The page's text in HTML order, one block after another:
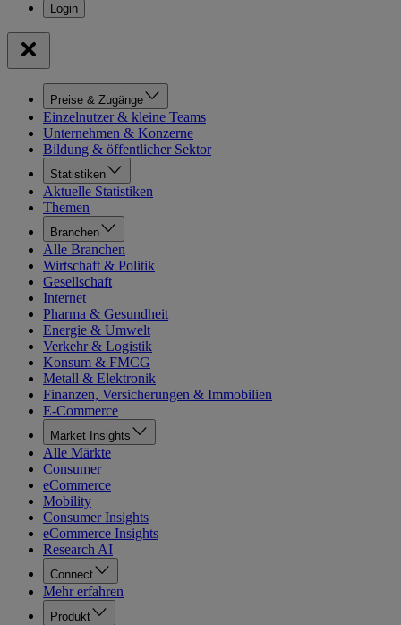
Preise & Zugänge
Einzelnutzer & kleine Teams
Unternehmen & Konzerne
Bildung & öffentlicher Sektor
Statistiken
Aktuelle Statistiken
Themen
Branchen
Alle Branchen
Wirtschaft & Politik
Gesellschaft
Internet
Pharma & Gesundheit
Energie & Umwelt
Verkehr & Logistik
Konsum & FMCG
Metall & Elektronik
Finanzen, Versicherungen & Immobilien
E-Commerce
Market Insights
Alle Märkte
Consumer
eCommerce
Mobility
Consumer Insights
eCommerce Insights
Research AI
Connect
Mehr erfahren
Produkt